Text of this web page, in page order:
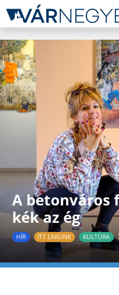
A betonváros
kék az ég
HÍR ITT LAKUNK KULTÚRA